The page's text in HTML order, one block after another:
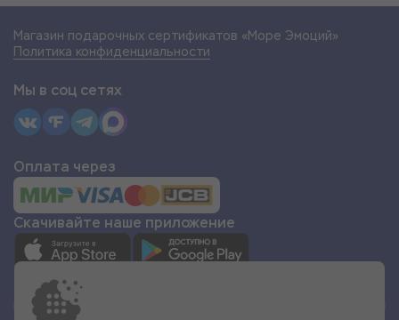
Магазин подарочных сертификатов «Море Эмоций»
Политика конфиденциальности
Мы в соц сетях
Оплата через
Скачивайте наше приложение